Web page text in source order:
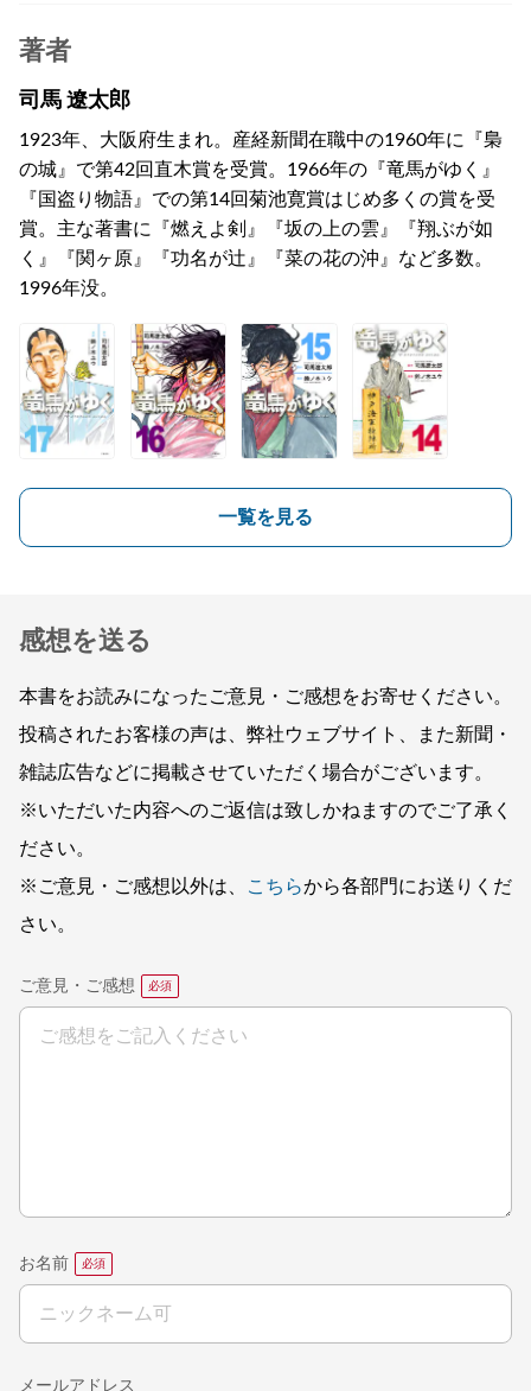
著者
司馬 遼太郎
1923年、大阪府生まれ。産経新聞在職中の1960年に『梟
の城』で第42回直木賞を受賞。1966年の『竜馬がゆく』
『国盗り物語』での第14回菊池寛賞はじめ多くの賞を受
賞。主な著書に『燃えよ剣』『坂の上の雲』『翔ぶが如
く』『関ヶ原』『功名が辻』『菜の花の沖』など多数。
1996年没。
一覧を見る
感想を送る
本書をお読みになったご意見・ご感想をお寄せください。
投稿されたお客様の声は、弊社ウェブサイト、また新聞・
雑誌広告などに掲載させていただく場合がございます。
※いただいた内容へのご返信は致しかねますのでご了承く
ださい。
※ご意見・ご感想以外は、
こちらから各部門にお送りくだ
さい。
ご意見・ご感想
お名前
メールアドレス